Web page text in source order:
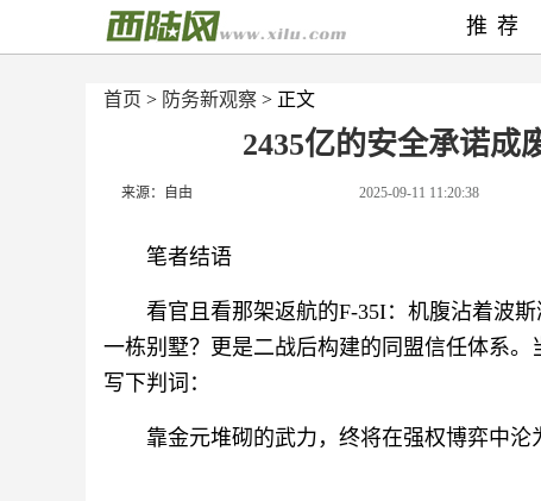
首页 > 防务新观察 > 正文
2435亿的安全承诺成
来源：自由 2025-09-11 11:20:38
笔者结语
看官且看那架返航的F-35I：机腹沾着波
一栋别墅？更是二战后构建的同盟信任体系
写下判词：
靠金元堆砌的武力，终将在强权博弈中沦
推荐